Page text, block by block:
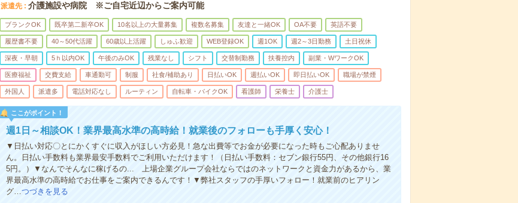
派遣先 介護施設や病院 ※ご自宅近辺からご案内可能
ブランクOK 既卒第二新卒OK 10名以上の大量募集 複数名募集 友達と一緒OK OA不要 英語不要
履歴書不要 40～50代活躍 60歳以上活躍 しゅふ歓迎 WEB登録OK 週1OK 週2～3日勤務 土日祝休
深夜・早朝 5ｈ以内OK 午後のみOK 残業なし シフト 交替制勤務 扶養控内 副業・WワークOK
医療福祉 交費支給 車通勤可 制服 社食/補助あり 日払いOK 週払いOK 即日払いOK 職場が禁煙
外国人 派遣多 電話対応なし ルーティン 自転車・バイクOK 看護師 栄養士 介護士
ここがポイント！
週1日～相談OK！業界最高水準の高時給！就業後のフォローも手厚く安心！
▼日払い対応〇とにかくすぐに収入がほしい方必見！急な出費等でお金が必要になった時もご心配ありませ
ん。日払い手数料も業界最安手数料でご利用いただけます！（日払い手数料：セブン銀行55円、その他銀行16
5円。）▼なんでそんなに稼げるの... 上場企業グループ会社ならではのネットワークと資金力があるから、業
界最高水準の高時給でお仕事をご案内できるんです！▼弊社スタッフの手厚いフォロー！就業前のヒアリン
グ…つづきを見る